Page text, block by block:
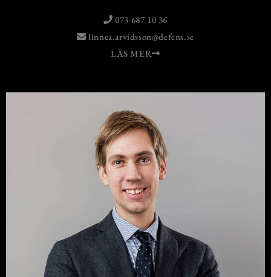
073 687 10 36
linnea.arvidsson@defens.se
LÄS MER